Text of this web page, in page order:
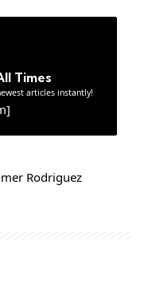
Times
articles instantly!
Rodriguez